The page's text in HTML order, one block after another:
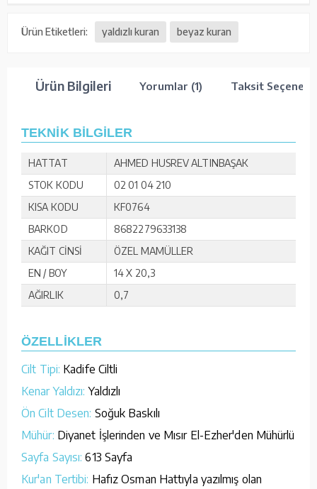
Ürün Etiketleri: yaldızlı kuran beyaz kuran
Ürün Bilgileri Yorumlar (1) Taksit
TEKNİK BİLGİLER
HATTAT
AHMED HUSREV ALTINBAŞAK
STOK KODU
02 01 04 210
KISA KODU
KF0764
BARKOD
8682279633138
KAĞIT CİNSİ
ÖZEL MAMÜLLER
EN / BOY
14 X 20,3
AĞIRLIK
0,7
ÖZELLİKLER
Cilt Tipi: Kadife Ciltli
Kenar Yaldızı: Yaldızlı
Ön Cilt Desen: Soğuk Baskılı
Mühür: Diyanet İşlerinden ve Mısır El-Ezher'den Mühürlü
Sayfa Sayısı: 613 Sayfa
Kur'an Tertibi: Hafız Osman Hattıyla yazılmış olan